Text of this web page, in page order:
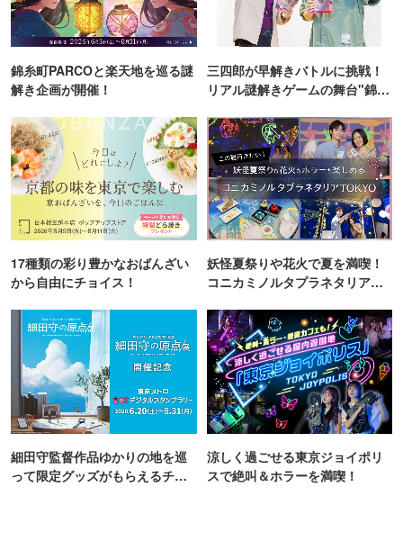
錦糸町PARCOと楽天地を巡る謎
解き企画が開催！
三四郎が早解きバトルに挑戦！
リアル謎解きゲームの舞台"錦糸
17種類の彩り豊かなおばんざい
から自由にチョイス！
妖怪夏祭りや花火で夏を満喫！
コニカミノルタプラネタリア
細田守監督作品ゆかりの地を巡
って限定グッズがもらえるチャ
涼しく過ごせる東京ジョイポリ
スで絶叫＆ホラーを満喫！